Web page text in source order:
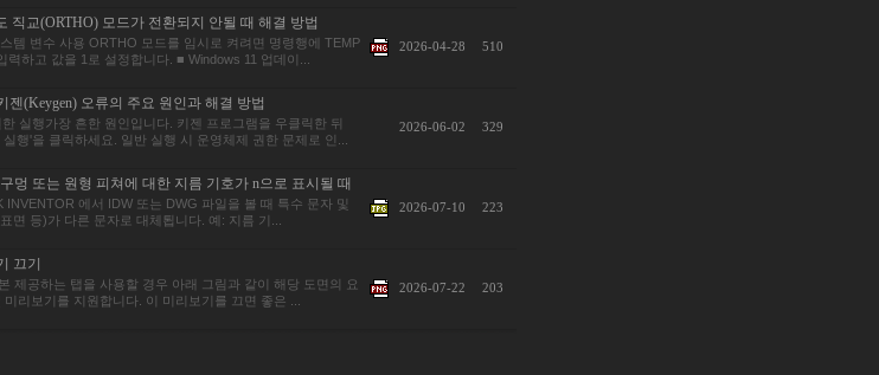
직교(ORTHO) 모드가 전환되지 안될 때 해결 방법
템 변수 사용 ORTHO 모드를 임시로 켜려면 명령행에 TEMP
력하고 값을 1로 설정합니다. ■ Windows 11 업데이...
2026-04-28 510
젠(Keygen) 오류의 주요 원인과 해결 방법
실행가장 흔한 원인입니다. 키젠 프로그램을 우클릭한 뒤
행'을 클릭하세요. 일반 실행 시 운영체제 권한 문제로 인...
2026-06-02 329
멍 또는 원형 피쳐에 대한 지름 기호가 n으로 표시될 때
INVENTOR 에서 IDW 또는 DWG 파일을 볼 때 특수 문자 및
면 등)가 다른 문자로 대체툅니다. 예: 지름 기...
2026-07-10 223
끄기
제공하는 탭을 사용할 경우 아래 그림과 같이 해당 도면의 요
리보기를 지원합니다. 이 미리보기를 끄면 좋은 ...
2026-07-22 203